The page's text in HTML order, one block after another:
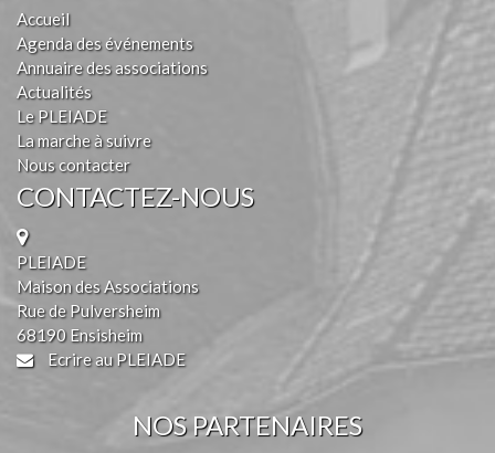
Accueil
Agenda des événements
Annuaire des associations
Actualités
Le PLEIADE
La marche à suivre
Nous contacter
CONTACTEZ-NOUS
PLEIADE
Maison des Associations
Rue de Pulversheim
68190 Ensisheim
Ecrire au PLEIADE
NOS PARTENAIRES